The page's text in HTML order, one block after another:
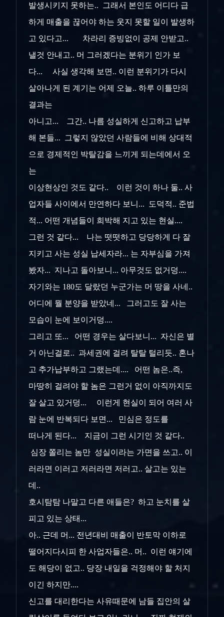
발생시키지 못하는.. 그래서 본인도 어디다 급
하게 매출을 끊어야 하는 웃지 못할 일이 발생하
고 있다고... 차라리 증빙없이 공제 안받고..
낼것 안내고.. 머 그러겠다는 분위기 인가 보
다... 사실 생각해 보면.. 이런 분위기가 다시
살아나게 된 계기는 어제 오늘.. 하루 이틀만의
결과는
아니고... 그간.. 나름 성실하게 신고하고 납부
해 본들... 그렇지 않았던 사람들에 비해 상대적
으로 경제적인 박탈감을 느끼게 되는데에서 오
는
이상현상인 것도 같다.. 이런 것이 하나 둘.. 사
업자들 사이에서 만연하다 보니... 도덕적.. 준법
적... 어떤 개념들이 희박해 지고 있는 현실....
그런 것 같다... 나는 떳떳하고 당당하게 다 잘
지키고 사는 성실 납세자라... 는 자부심을 가져
봤자... 지나고 돌아보니... 아무것도 없거덩....
자기와는 180도 달랐던 누군가는 머 땅을 사네..
어디에 뭘 분양을 받았네... 그러고도 잘 사는
모습이 눈에 보이거덩....
그리고 또... 어떤 경우는 살다보니... 자신은 별
거 아닌걸로.. 과세권에 걸려 탈탈 털리듯.. 혼나
고 추가납부하고 그랬는데.... 어떤 놈은..즉,
마땅히 걸려야 할 놈은 그런거 없이 아직까지도
잘 살고 있거덩... 이런게 현실이 되어 여러 사
람 눈에 반복되다 보면... 민심은 정도를
떠나게 된다... 지금이 그런 시기인 것 같다..
심장 쫄리는 놈만 성실이라는 가면을 쓰고.. 이
러라면 이러고 저러라면 저러고.. 살고는 있는
데..
호시탐탐 나말고 다른 애들은? 하고 눈치를 살
피고 있는 상태...
아.. 근데 머... 전년대비 매출이 반토막 이하로
떨어지다시피 한 사업자들은.. 머.. 이런 얘기에
도 해당이 없고.. 당장 내일을 걱정해야 할 처지
이긴 하지만....
신고를 대리한다는 사유때문에 남들 집안의 살